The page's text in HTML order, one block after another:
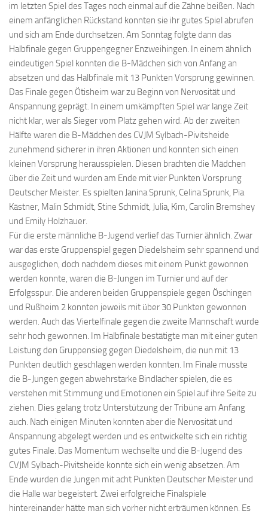
im letzten Spiel des Tages noch einmal auf die Zähne beißen. Nach
einem anfänglichen Rückstand konnten sie ihr gutes Spiel abrufen
und sich am Ende durchsetzen. Am Sonntag folgte dann das
Halbfinale gegen Gruppengegner Enzweihingen. In einem ähnlich
eindeutigen Spiel konnten die B-Mädchen sich von Anfang an
absetzen und das Halbfinale mit 13 Punkten Vorsprung gewinnen.
Das Finale gegen Ötisheim war zu Beginn von Nervosität und
Anspannung geprägt. In einem umkämpften Spiel war lange Zeit
nicht klar, wer als Sieger vom Platz gehen wird. Ab der zweiten
Hälfte waren die B-Mädchen des CVJM Sylbach-Pivitsheide
zunehmend sicherer in ihren Aktionen und konnten sich einen
kleinen Vorsprung herausspielen. Diesen brachten die Mädchen
über die Zeit und wurden am Ende mit vier Punkten Vorsprung
Deutscher Meister. Es spielten Janina Sprunk, Celina Sprunk, Pia
Kästner, Malin Schmidt, Stine Schmidt, Julia, Kim, Carolin Bremshey
und Emily Holzhauer.
Für die erste männliche B-Jugend verlief das Turnier ähnlich. Zwar
war das erste Gruppenspiel gegen Diedelsheim sehr spannend und
ausgeglichen, doch nachdem dieses mit einem Punkt gewonnen
werden konnte, waren die B-Jungen im Turnier und auf der
Erfolgsspur. Die anderen beiden Gruppenspiele gegen Öschingen
und Rußheim 2 konnten jeweils mit über 30 Punkten gewonnen
werden. Auch das Viertelfinale gegen die zweite Mannschaft wurde
sehr hoch gewonnen. Im Halbfinale bestätigte man mit einer guten
Leistung den Gruppensieg gegen Diedelsheim, die nun mit 13
Punkten deutlich geschlagen werden konnten. Im Finale musste
die B-Jungen gegen abwehrstarke Bindlacher spielen, die es
verstehen mit Stimmung und Emotionen ein Spiel auf ihre Seite zu
ziehen. Dies gelang trotz Unterstützung der Tribüne am Anfang
auch. Nach einigen Minuten konnten aber die Nervosität und
Anspannung abgelegt werden und es entwickelte sich ein richtig
gutes Finale. Das Momentum wechselte und die B-Jugend des
CVJM Sylbach-Pivitsheide konnte sich ein wenig absetzen. Am
Ende wurden die Jungen mit acht Punkten Deutscher Meister und
die Halle war begeistert. Zwei erfolgreiche Finalspiele
hintereinander hätte man sich vorher nicht erträumen können. Es